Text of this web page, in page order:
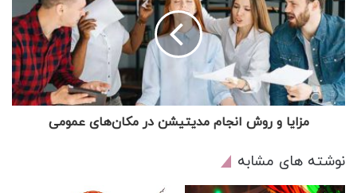
مزایا و روش انجام مدیتیشن در مکان‌های عمومی
نوشته های مشابه